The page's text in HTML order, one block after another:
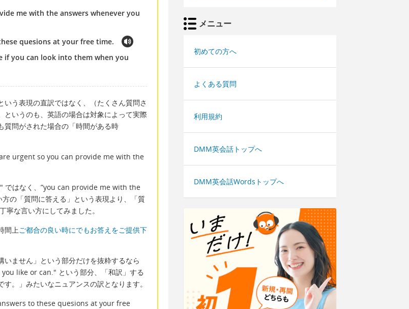
me with the answers whenever you
quesions at your free time.
if you can look into them when you
う表現の直訳ではなく、（たくさん質問さ
いうのも、英語の場合は対象によって実際
質問がされた場合の「時間がある時
urgent so you can provide me with the
ではなく、”you can provide me with the
の「質問に答える」という表現より、「質
寧な言い方にしてみました。
間上 ご都合の良い時にでもお答えをご提供下
ません」という部分だけを抜粋するなら
like or can." という部分、「和訳」する
。」みたいなニュアンスの訳となります。
to these quesions at your free
メニュー
初めての方へ
よくある質問
利用規約
DMM英会話トップへ
DMM英会話Wordsトップへ